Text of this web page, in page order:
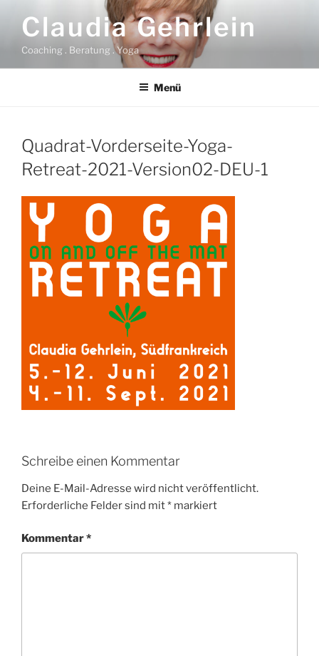
InhaltClaudia Gehrlein
Coaching . Beratung . Yoga
Menü
Quadrat-Vorderseite-Yoga-
Retreat-2021-Version02-DEU-1
Schreibe einen Kommentar
Deine E-Mail-Adresse wird nicht veröffentlicht.
Erforderliche Felder sind mit* markiert
Kommentar*